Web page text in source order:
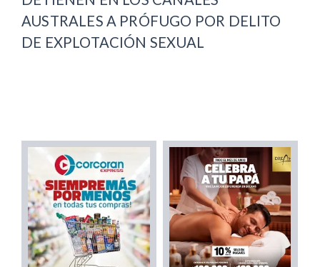
AUSTRALES A PRÓFUGO POR DELITO
DE EXPLOTACIÓN SEXUAL